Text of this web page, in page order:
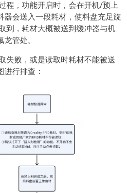
程，功能开启时，会在开机/预上
器会送入一段耗材，使料盘充足旋
到，耗材大概被送到缓冲器与机
管处。
失败，或是读取时耗材不能被送
进行排查：